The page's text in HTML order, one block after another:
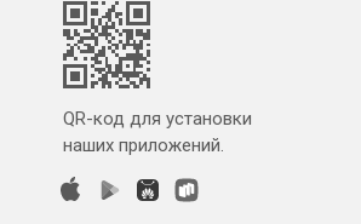
QR-код для установки
наших приложений.